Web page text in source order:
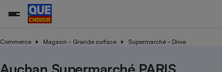
Commerce Magasin - Grande surface Supermarché - Drive